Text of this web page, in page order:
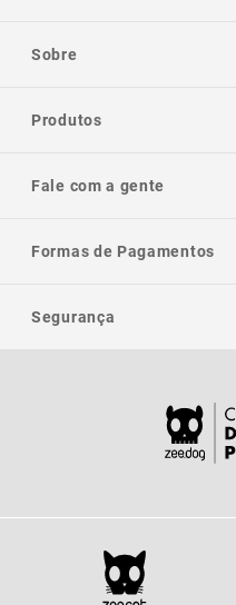
Sobre
Produtos
Fale com a gente
Formas de Pagamentos
Segurança